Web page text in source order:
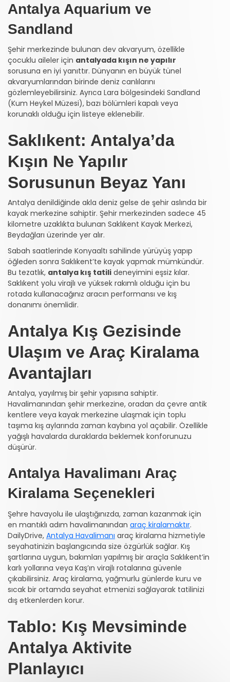
Antalya Aquarium ve
Sandland
Şehir merkezinde bulunan dev akvaryum, özellikle
çocuklu aileler için antalyada kışın ne yapılır
sorusuna en iyi yanıttır. Dünyanın en büyük tünel
akvaryumlarından birinde deniz canlılarını
gözlemleyebilirsiniz. Ayrıca Lara bölgesindeki Sandland
(Kum Heykel Müzesi), bazı bölümleri kapalı veya
korunaklı olduğu için listeye eklenebilir.
Saklıkent: Antalya’da
Kışın Ne Yapılır
Sorusunun Beyaz Yanı
Antalya denildiğinde akla deniz gelse de şehir aslında bir
kayak merkezine sahiptir. Şehir merkezinden sadece 45
kilometre uzaklıkta bulunan Saklıkent Kayak Merkezi,
Beydağları üzerinde yer alır.
Sabah saatlerinde Konyaaltı sahilinde yürüyüş yapıp
öğleden sonra Saklıkent’te kayak yapmak mümkündür.
Bu tezatlık, antalya kış tatili deneyimini eşsiz kılar.
Saklıkent yolu virajlı ve yüksek rakımlı olduğu için bu
rotada kullanacağınız aracın performansı ve kış
donanımı önemlidir.
Antalya Kış Gezisinde
Ulaşım ve Araç Kiralama
Avantajları
Antalya, yayılmış bir şehir yapısına sahiptir.
Havalimanından şehir merkezine, oradan da çevre antik
kentlere veya kayak merkezine ulaşmak için toplu
taşıma kış aylarında zaman kaybına yol açabilir. Özellikle
yağışlı havalarda duraklarda beklemek konforunuzu
düşürür.
Antalya Havalimanı Araç
Kiralama Seçenekleri
Şehre havayolu ile ulaştığınızda, zaman kazanmak için
en mantıklı adım havalimanından araç kiralamaktır.
DailyDrive, Antalya Havalimanı araç kiralama hizmetiyle
seyahatinizin başlangıcında size özgürlük sağlar. Kış
şartlarına uygun, bakımları yapılmış bir araçla Saklıkent’in
karlı yollarına veya Kaş’ın virajlı rotalarına güvenle
çıkabilirsiniz. Araç kiralama, yağmurlu günlerde kuru ve
sıcak bir ortamda seyahat etmenizi sağlayarak tatilinizi
dış etkenlerden korur.
Tablo: Kış Mevsiminde
Antalya Aktivite
Planlayıcı